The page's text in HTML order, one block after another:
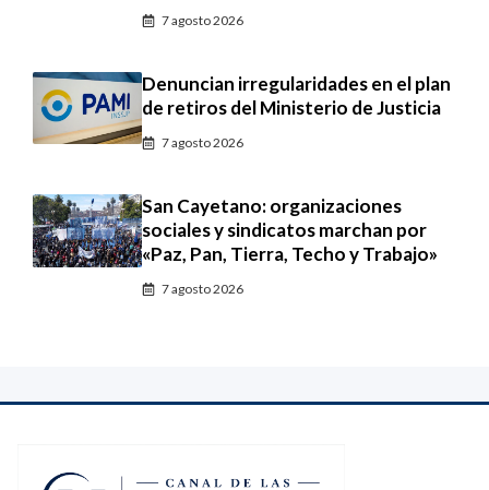
7 agosto 2026
Denuncian irregularidades en el plan
de retiros del Ministerio de Justicia
7 agosto 2026
San Cayetano: organizaciones
sociales y sindicatos marchan por
«Paz, Pan, Tierra, Techo y Trabajo»
7 agosto 2026